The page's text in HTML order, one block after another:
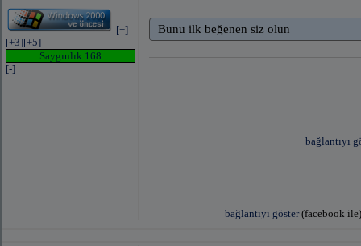
[+]
[+3][+5]
Saygınlık 168
[-]
Bunu ilk beğenen siz olun
bağlantıyı
bağlantıyı göster(facebook